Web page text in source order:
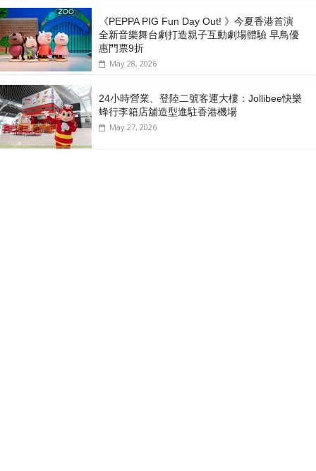
《PEPPA PIG Fun Day Out! 》今夏香港首演
全新音樂舞台劇打造親子互動劇場體驗 早鳥優
惠門票9折
May 28, 2026
24小時營業、登陸二號客運大樓：Jollibee快樂
蜂行李箱店舖造型進駐香港機場
May 27, 2026